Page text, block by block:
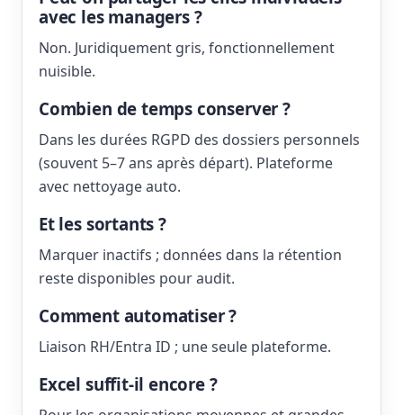
avec les managers ?
Non. Juridiquement gris, fonctionnellement
nuisible.
Combien de temps conserver ?
Dans les durées RGPD des dossiers personnels
(souvent 5–7 ans après départ). Plateforme
avec nettoyage auto.
Et les sortants ?
Marquer inactifs ; données dans la rétention
reste disponibles pour audit.
Comment automatiser ?
Liaison RH/Entra ID ; une seule plateforme.
Excel suffit-il encore ?